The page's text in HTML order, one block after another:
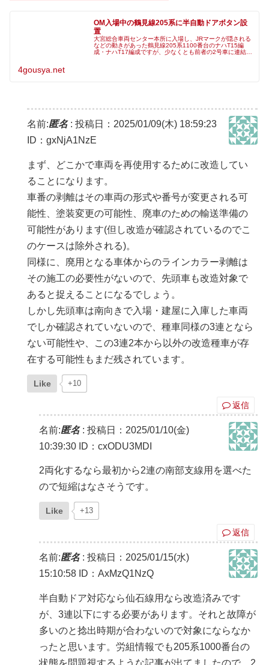
OM入場中の鶴見線205系に半自動ドアボタン設
置
大宮総合車両センター本所に入場し、JRマークが隠される
などの動きがあった鶴見線205系1100番台のナハT15編
成・ナハT17編成ですが、少なくとも前者の2号車に連結さ
4gousya.net
名前:匿名: 投稿日：2025/01/09(木) 18:59:23
ID：gxNjA1NzE
まず、どこかで車両を再使用するために改造してい
ることになります。
車番の剥離はその車両の形式や番号が変更される可
能性、塗装変更の可能性、廃車のための輸送準備の
可能性があります(但し改造が確認されているのでこ
のケースは除外される)。
同様に、廃用となる車体からのラインカラー剥離は
その施工の必要性がないので、先頭車も改造対象で
あると捉えることになるでしょう。
しかし先頭車は南向きで入場・建屋に入庫した車両
でしか確認されていないので、種車同様の3連となら
ない可能性や、この3連2本から以外の改造種車が存
在する可能性もまだ残されています。
Like +10
返信
名前:匿名: 投稿日：2025/01/10(金)
10:39:30 ID：cxODU3MDI
2両化するなら最初から2連の南部支線用を選べた
ので短縮はなさそうです。
Like +13
返信
名前:匿名: 投稿日：2025/01/15(水)
15:10:58 ID：AxMzQ1NzQ
半自動ドア対応なら仙石線用なら改造済みです
が、3連以下にする必要があります。それと故障が
多いのと捻出時期が合わないので対象にならなか
ったと思います。労組情報でも205系1000番台の
状態を問題視するような記事が出てましたので、2